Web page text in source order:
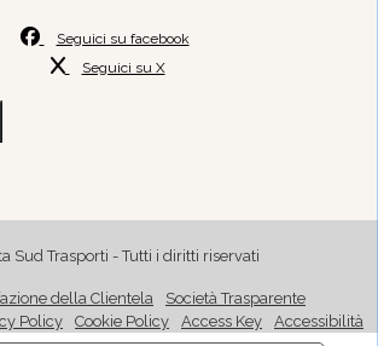
Seguici su facebook
Seguici su X
Sud Trasporti - Tutti i diritti riservati
della Clientela
Società Trasparente
Policy Cookie Policy Access Key Accessibilità